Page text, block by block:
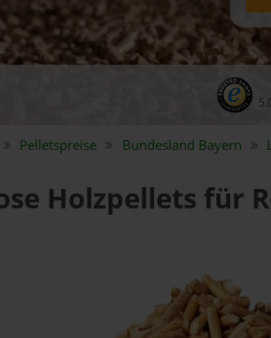
Pelletspreise Bundesland Bayern
Holzpellets für